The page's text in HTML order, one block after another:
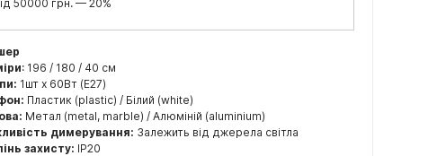
50000 грн. — 20%
: 196 / 180 / 40 см
1шт x 60Вт (E27)
Пластик (plastic) / Білий (white)
Метал (metal, marble) / Алюміній (aluminium)
димерування: Залежить від джерела світла
захисту: IP20